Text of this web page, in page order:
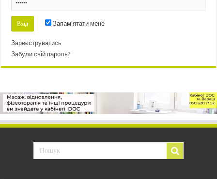
Запам'ятати мене
Зареєструватись
Забули свій пароль?